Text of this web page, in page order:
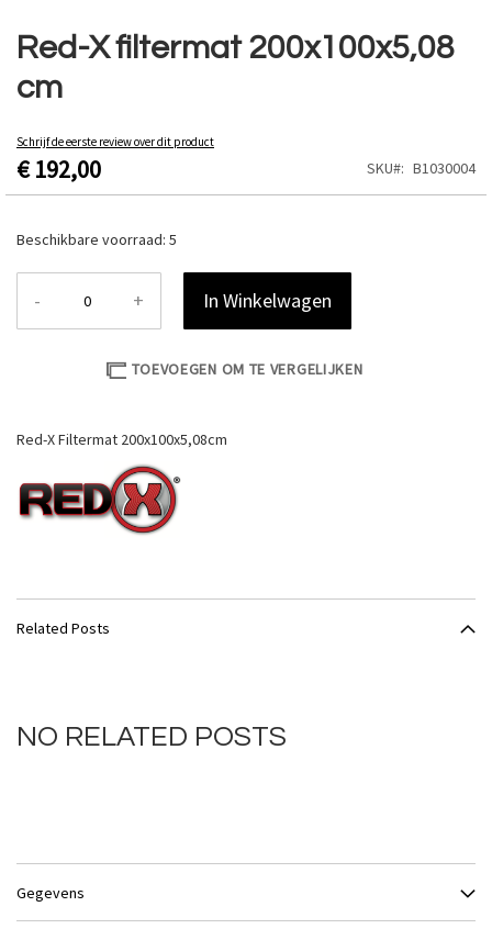
Red-X filtermat 200x100x5,08
cm
Schrijf de eerste review over dit product
€ 192,00 SKU B1030004
Beschikbare voorraad: 5
- + In Winkelwagen
TOEVOEGEN OM TE VERGELIJKEN
Red-X Filtermat 200x100x5,08cm
naar
het
begin
van
afbeeldingen-
gallerij
Related Posts
NO RELATED POSTS
Gegevens